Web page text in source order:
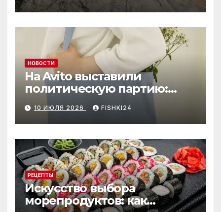
НОВОСТИ
На Avito выставили
политическую партию:
необычный лот привлёк
внимание
10 ИЮЛЯ 2026 FISHKI24
РЕЦЕПТЫ
Искусство выбора
морепродуктов: как